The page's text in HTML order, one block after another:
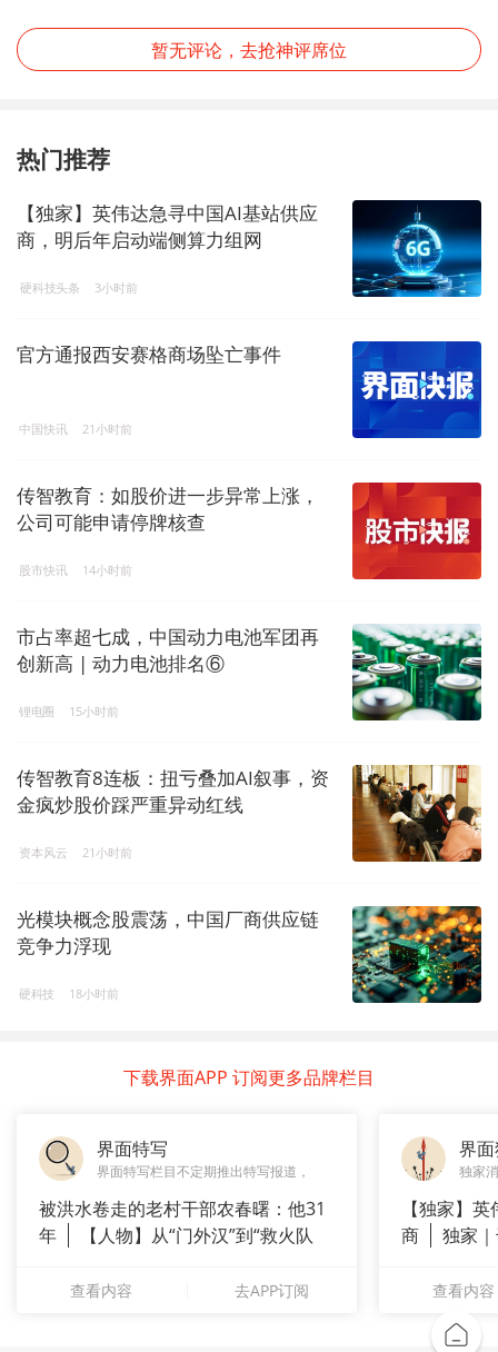
暂无评论，去抢神评席位
热门推荐
【独家】英伟达急寻中国AI基站供应
商，明后年启动端侧算力组网
硬科技头条 3小时前
官方通报西安赛格商场坠亡事件
中国快讯 21小时前
传智教育：如股价进一步异常上涨，
公司可能申请停牌核查
股市快讯 14小时前
市占率超七成，中国动力电池军团再
创新高 | 动力电池排名⑥
锂电圈 15小时前
传智教育8连板：扭亏叠加AI叙事，资
金疯炒股价踩严重异动红线
资本风云 21小时前
光模块概念股震荡，中国厂商供应链
竞争力浮现
硬科技 18小时前
下载界面APP 订阅更多品牌栏目
界面特写
界面特写栏目不定期推出特写报道，
被洪水卷走的老村干部农春曙：他31
年
【人物】从“门外汉”到“救火队
查看内容 去APP订阅
界
独家
【独家】
商
独家
查看内容